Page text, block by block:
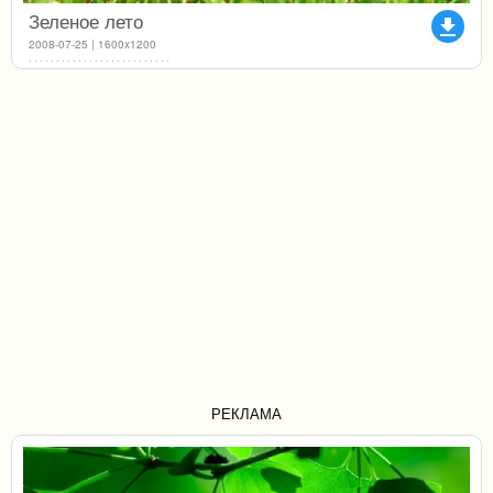
file_download
Зеленое лето
2008-07-25 | 1600x1200
РЕКЛАМА